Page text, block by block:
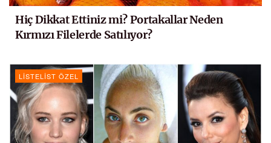
Hiç Dikkat Ettiniz mi? Portakallar Neden
Kırmızı Filelerde Satılıyor?
LISTELIST ÖZEL